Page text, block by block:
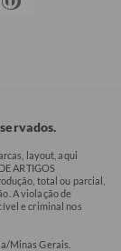
layout, aqui
ARTIGOS
total ou parcial,
A violação de
e criminal nos
Minas Gerais.